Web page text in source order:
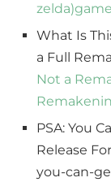
zelda)
What Is
a Full
Not a
Remake
PSA: You
Release
you-can-